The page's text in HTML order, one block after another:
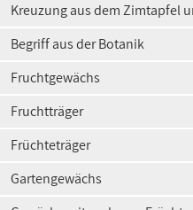
Kreuzung aus dem Zimtapfel
Begriff aus der Botanik
Fruchtgewächs
Fruchtträger
Früchteträger
Gartengewächs